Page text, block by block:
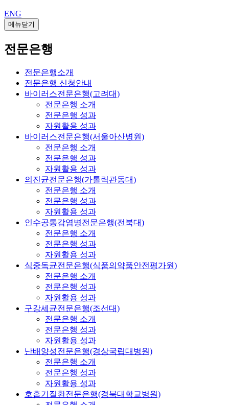
ENG
메뉴닫기
전문은행
전문은행소개
전문은행 신청안내
바이러스전문은행(고려대)
전문은행 소개
전문은행 성과
자원활용 성과
바이러스전문은행(서울아산병원)
전문은행 소개
전문은행 성과
자원활용 성과
의진균전문은행(가톨릭관동대)
전문은행 소개
전문은행 성과
자원활용 성과
인수공통감염병전문은행(전북대)
전문은행 소개
전문은행 성과
자원활용 성과
식중독균전문은행(식품의약품안전평가원)
전문은행 소개
전문은행 성과
자원활용 성과
구강세균전문은행(조선대)
전문은행 소개
전문은행 성과
자원활용 성과
난배양성전문은행(경상국립대병원)
전문은행 소개
전문은행 성과
자원활용 성과
호흡기질환전문은행(경북대학교병원)